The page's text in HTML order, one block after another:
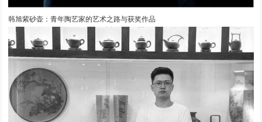
韩旭紫砂壶：青年陶艺家的艺术之路与获奖作品